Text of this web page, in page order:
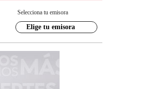
Selecciona tu emisora
Elige tu emisora